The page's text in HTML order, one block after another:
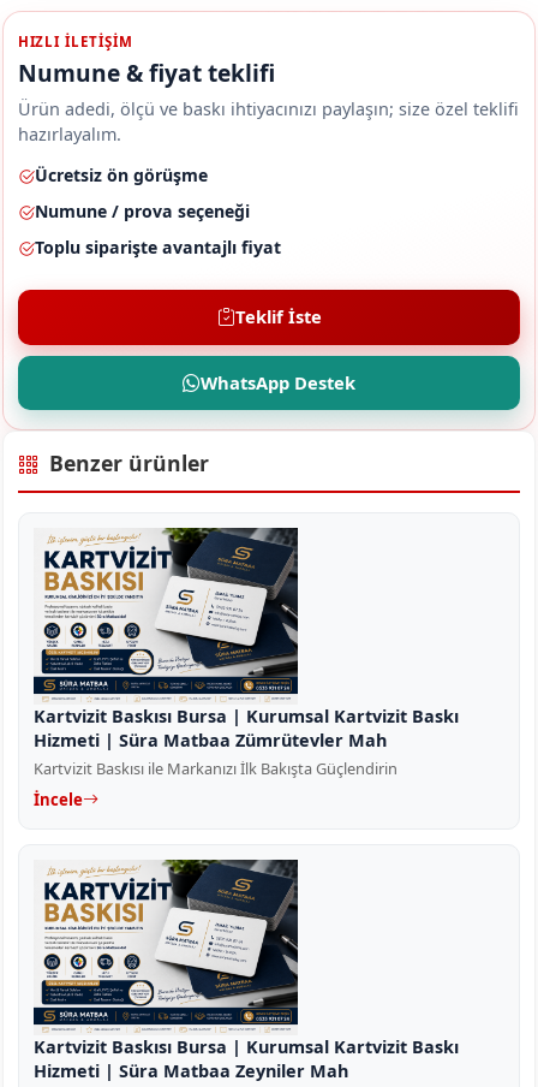
HIZLI ILETIŞIM
Numune & fiyat teklifi
Ürün adedi, ölçü ve baskı ihtiyacınızı paylaşın; size özel teklifi
hazırlayalım.
Ücretsiz ön görüşme
Numune / prova seçeneği
Toplu siparişte avantajlı fiyat
Teklif İste
WhatsApp Destek
Benzer ürünler
Kartvizit Baskısı Bursa | Kurumsal Kartvizit Baskı
Hizmeti | Süra Matbaa Zümrütevler Mah
Kartvizit Baskısı ile Markanızı İlk Bakışta Güçlendirin
İncele
Kartvizit Baskısı Bursa | Kurumsal Kartvizit Baskı
Hizmeti | Süra Matbaa Zeyniler Mah